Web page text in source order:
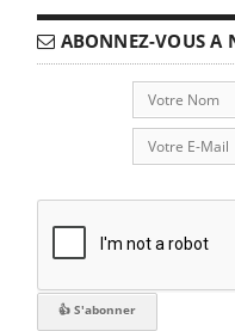
ABONNEZ-VOUS A